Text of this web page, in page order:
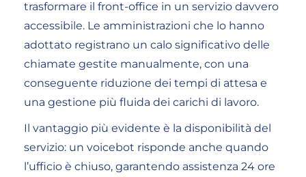
trasformare il front-office in un servizio davvero
accessibile. Le amministrazioni che lo hanno
adottato registrano un calo significativo delle
chiamate gestite manualmente, con una
conseguente riduzione dei tempi di attesa e
una gestione più fluida dei carichi di lavoro.
Il vantaggio più evidente è la disponibilità del
servizio: un voicebot risponde anche quando
l’ufficio è chiuso, garantendo assistenza 24 ore